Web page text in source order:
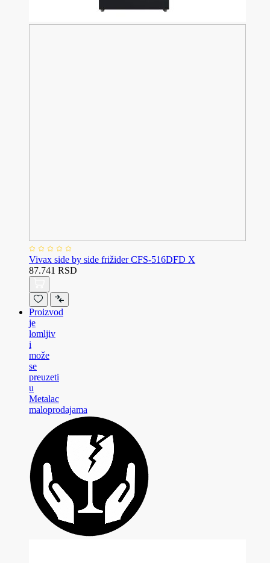
Vivax side by side frižider CFS-516DFD X
87.741 RSD
Proizvod
je
lomljiv
i
može
se
preuzeti
u
Metalac
maloprodajama